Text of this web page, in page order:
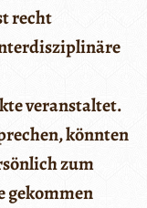
recht
veranstaltet.
könnten
zum
gekommen